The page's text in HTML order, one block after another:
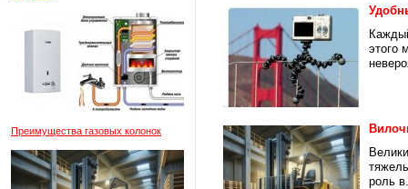
Преимущества газовых колонок
этого
роль